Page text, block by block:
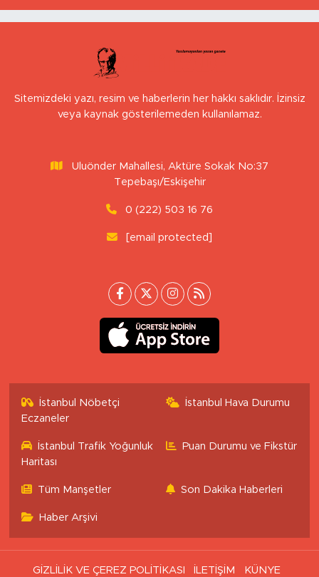
Sitemizdeki yazı, resim ve haberlerin her hakkı saklıdır. İzinsiz
veya kaynak gösterilemeden kullanılamaz.
Uluönder Mahallesi, Aktüre Sokak No:37
Tepebaşı/Eskişehir
0 (222) 503 16 76
[email protected]
İstanbul Nöbetçi
Eczaneler
İstanbul Hava Durumu
İstanbul Trafik Yoğunluk
Haritası
Puan Durumu ve Fikstür
Tüm Manşetler Son Dakika Haberleri
Haber Arşivi
GİZLİLİK VE ÇEREZ POLİTİKASI İLETİŞİM
KÜNYE